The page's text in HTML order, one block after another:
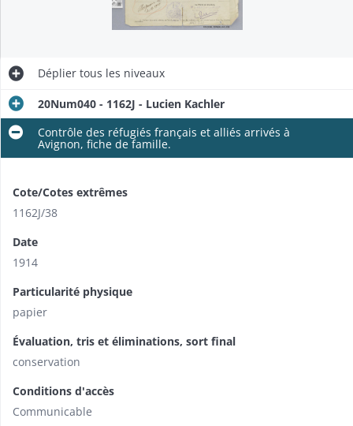
Déplier tous les niveaux
20Num040 - 1162J - Lucien Kachler
Contrôle des réfugiés français et alliés arrivés à
Avignon, fiche de famille.
Cote/Cotes extrêmes
1162J/38
Date
1914
Particularité physique
papier
Évaluation, tris et éliminations, sort final
conservation
Conditions d'accès
Communicable